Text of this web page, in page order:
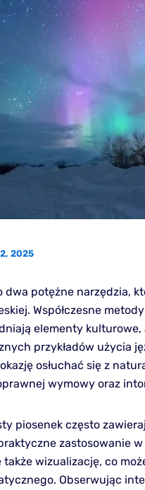
2025
dwa potężne narzędzia,
Współczesne
elementy kulturowe,
przykładów użycia
osłuchać się z
wymowy oraz
piosenek często
zastosowanie
także wizualizację, co
Obserwując